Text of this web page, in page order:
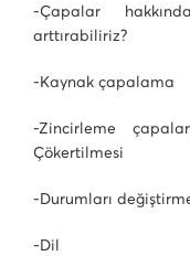
-Çapalar
arttırabiliriz?
-Kaynak çapalama
-Zincirleme
Çökertilmesi
-Durumları
-Dil